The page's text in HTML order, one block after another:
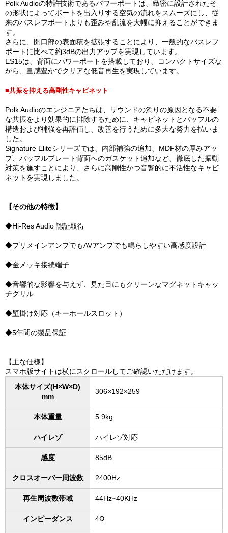
Polk Audioの特許技術であるパワーポートは、緻密に設計されたそ
の形状によってポートを出入りする空気の流れをスムーズにし、従
来のバスレフポートよりも歪みや乱流を大幅に抑えることができま
す。
さらに、開口部の表面積を拡張することにより、一般的なバスレフ
ポートに比べて約3dBの出力アップを実現しています。
ES15は、背面にパワーポートを搭載しており、コンパクトサイズな
がら、量感豊かでクリアな低音再生を実現しています。
■共振を抑える高剛性キャビネット
Polk Audioのエンジニアたちは、サウンドの濁りの原因となる不要
な共振をより効果的に排除するために、キャビネットとバッフルの
構造および補強を再評価し、改善を行うために多大な努力を払いま
した。
Signature Eliteシリーズでは、内部補強の追加、MDF材の厚みアッ
プ、バッフルプレート背面へのガスケット追加など、徹底した振動
対策を施すことにより、さらに高剛性かつ音響的に不活性なキャビ
ネットを実現しました。
【その他の特徴】
◆Hi-Res Audio 認証取得
◆プリメインアンプでもAVアンプでも鳴らしやすい高感度設計
◆金メッキ接続端子
◆音響的な影響を与えず、見た目にもクリーンなマグネットキャッ
チグリル
◆壁掛け対応（キーホールスロット）
◆5年間の製品保証
【主な仕様】
スマホ版サイトは横にスクロールしてご確認いただけます。
本体サイズ(H×W×D)
mm
306×192×259
本体重量 5.9kg
ハイレゾ ハイレゾ対応
感度 85dB
クロスオーバー周波数 2400Hz
再生周波数帯域 44Hz~40KHz
インピーダンス 4Ω